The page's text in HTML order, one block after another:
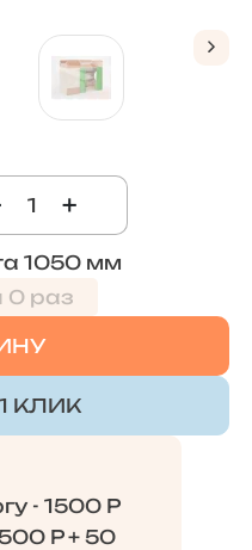
+
1050 мм
0 раз
КЛИК
- 1500 Р
Р + 50